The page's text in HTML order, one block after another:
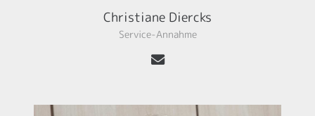
Christiane Diercks
Service-Annahme